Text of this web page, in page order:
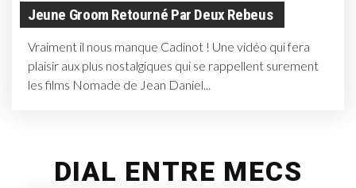
Jeune Groom Retourné Par Deux Rebeus
Vraiment il nous manque Cadinot ! Une vidéo qui fera
plaisir aux plus nostalgiques qui se rappellent surement
les films Nomade de Jean Daniel...
DIAL ENTRE MECS